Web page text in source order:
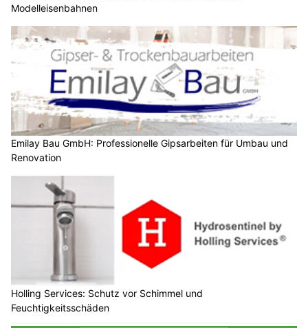
Modelleisenbahnen
Emilay Bau GmbH: Professionelle Gipsarbeiten für Umbau und
Renovation
Holling Services: Schutz vor Schimmel und
Feuchtigkeitsschäden